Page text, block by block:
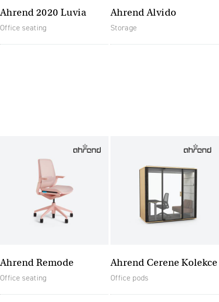
Ahrend 2020 Luvia
Office seating
Ahrend Alvido
Storage
Ahrend Remode
Office seating
Ahrend Cerene Kolekce
Office pods